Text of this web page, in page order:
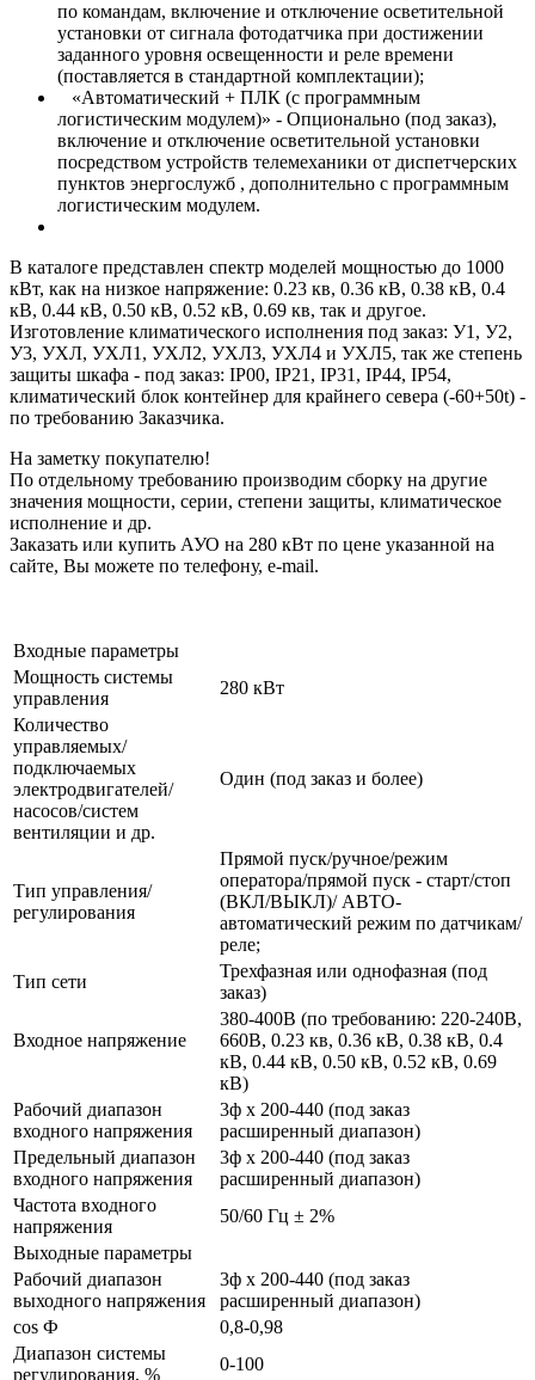
по командам, включение и отключение осветительной
установки от сигнала фотодатчика при достижении
заданного уровня освещенности и реле времени
(поставляется в стандартной комплектации);
«Автоматический + ПЛК (с программным
логистическим модулем)» - Опционально (под заказ),
включение и отключение осветительной установки
посредством устройств телемеханики от диспетчерских
пунктов энергослужб , дополнительно с программным
логистическим модулем.
В каталоге представлен спектр моделей мощностью до 1000
кВт, как на низкое напряжение: 0.23 кв, 0.36 кВ, 0.38 кВ, 0.4
кВ, 0.44 кВ, 0.50 кВ, 0.52 кВ, 0.69 кв, так и другое.
Изготовление климатического исполнения под заказ: У1, У2,
У3, УХЛ, УХЛ1, УХЛ2, УХЛ3, УХЛ4 и УХЛ5, так же степень
защиты шкафа - под заказ: IP00, IP21, IP31, IP44, IP54,
климатический блок контейнер для крайнего севера (-60+50t) -
по требованию Заказчика.
На заметку покупателю!
По отдельному требованию производим сборку на другие
значения мощности, серии, степени защиты, климатическое
исполнение и др.
Заказать или купить АУО на 280 кВт по цене указанной на
сайте, Вы можете по телефону, e-mail.
Входные параметры
Мощность системы
управления
280 кВт
Количество
управляемых/
подключаемых
электродвигателей/
насосов/систем
вентиляции и др.
Один (под заказ и более)
Тип управления/
регулирования
Прямой пуск/ручное/режим
оператора/прямой пуск - старт/стоп
(ВКЛ/ВЫКЛ)/ АВТО-
автоматический режим по датчикам/
реле;
Тип сети
Трехфазная или однофазная (под
заказ)
Входное напряжение
380-400В (по требованию: 220-240В,
660В, 0.23 кв, 0.36 кВ, 0.38 кВ, 0.4
кВ, 0.44 кВ, 0.50 кВ, 0.52 кВ, 0.69
кВ)
Рабочий диапазон
входного напряжения
3ф х 200-440 (под заказ
расширенный диапазон)
Предельный диапазон
входного напряжения
3ф х 200-440 (под заказ
расширенный диапазон)
Частота входного
напряжения
50/60 Гц ± 2%
Выходные параметры
Рабочий диапазон
выходного напряжения
3ф х 200-440 (под заказ
расширенный диапазон)
cos Ф
0,8-0,98
Диапазон системы
регулирования, %
0-100